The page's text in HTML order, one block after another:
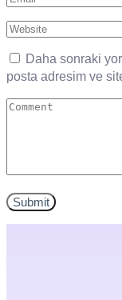
Daha sonraki
posta adresim ve